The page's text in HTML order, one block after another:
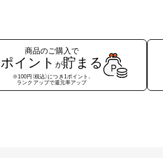
商品のご購入で
ポイント が貯まる
※100円（税込）につき1ポイント、
ランクアップで還元率アップ